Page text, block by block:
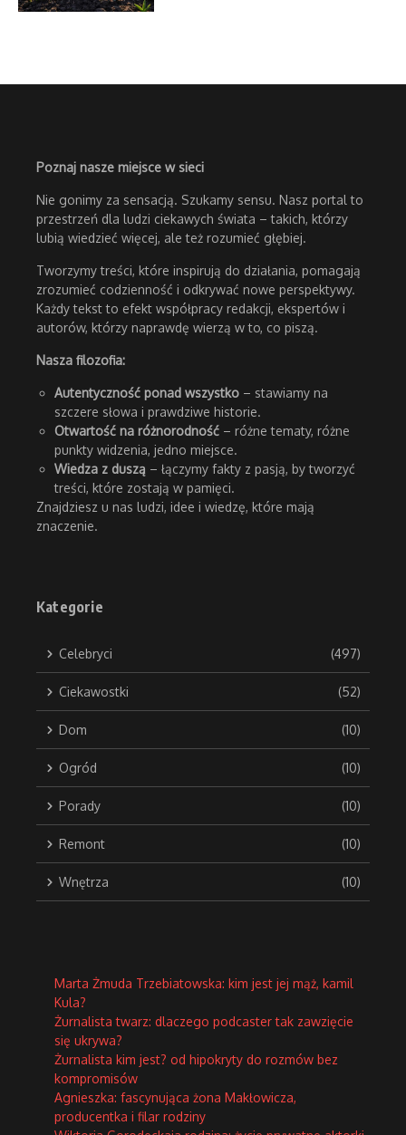
Poznaj nasze miejsce w sieci
Nie gonimy za sensacją. Szukamy sensu. Nasz portal to
przestrzeń dla ludzi ciekawych świata – takich, którzy
lubią wiedzieć więcej, ale też rozumieć głębiej.
Tworzymy treści, które inspirują do działania, pomagają
zrozumieć codzienność i odkrywać nowe perspektywy.
Każdy tekst to efekt współpracy redakcji, ekspertów i
autorów, którzy naprawdę wierzą w to, co piszą.
Nasza filozofia:
Autentyczność ponad wszystko – stawiamy na
szczere słowa i prawdziwe historie.
Otwartość na różnorodność – różne tematy, różne
punkty widzenia, jedno miejsce.
Wiedza z duszą – łączymy fakty z pasją, by tworzyć
treści, które zostają w pamięci.
Znajdziesz u nas ludzi, idee i wiedzę, które mają
znaczenie.
Kategorie
Celebryci (497)
Ciekawostki (52)
Dom (10)
Ogród (10)
Porady (10)
Remont (10)
Wnętrza (10)
Marta Żmuda Trzebiatowska: kim jest jej mąż, kamil
Kula?
Żurnalista twarz: dlaczego podcaster tak zawzięcie
się ukrywa?
Żurnalista kim jest? od hipokryty do rozmów bez
kompromisów
Agnieszka: fascynująca żona Makłowicza,
producentka i filar rodziny